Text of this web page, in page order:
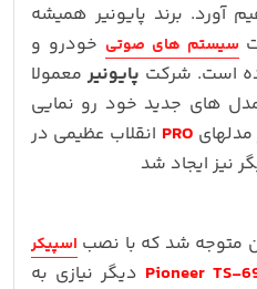
آورد. برند پایونیر همیشه
سیستم های صوتی خودرو و
است. شرکت پایونیر معمولا
های جدید خود رو نمایی
مدلهای PRO انقلاب عظیمی در
نیز ایجاد شد
متوجه شد که با نصب اسپیکر
دیگر نیازی به